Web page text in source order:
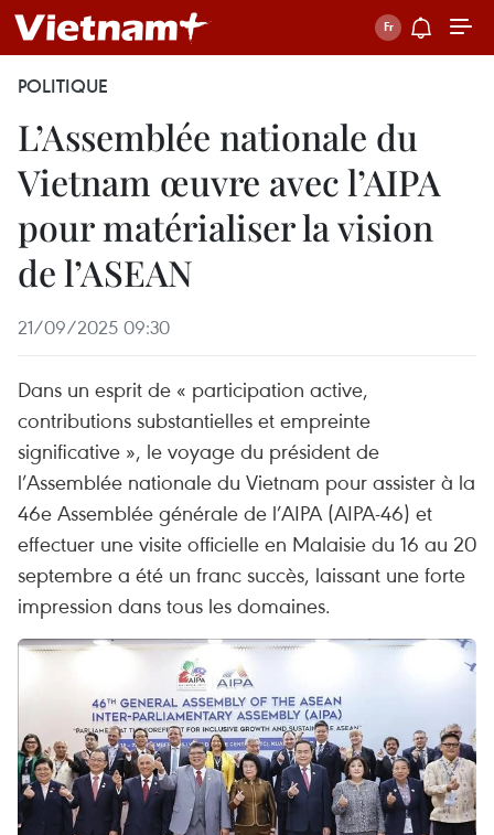
POLITIQUE
L’Assemblée nationale du
Vietnam œuvre avec l’AIPA
pour matérialiser la vision
de l’ASEAN
21/09/2025 09:30
Dans un esprit de « participation active,
contributions substantielles et empreinte
significative », le voyage du président de
l’Assemblée nationale du Vietnam pour assister à la
46e Assemblée générale de l’AIPA (AIPA-46) et
effectuer une visite officielle en Malaisie du 16 au 20
septembre a été un franc succès, laissant une forte
impression dans tous les domaines.